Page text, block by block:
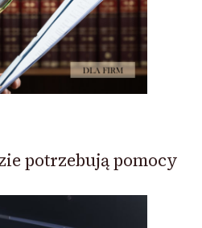
potrzebują pomocy